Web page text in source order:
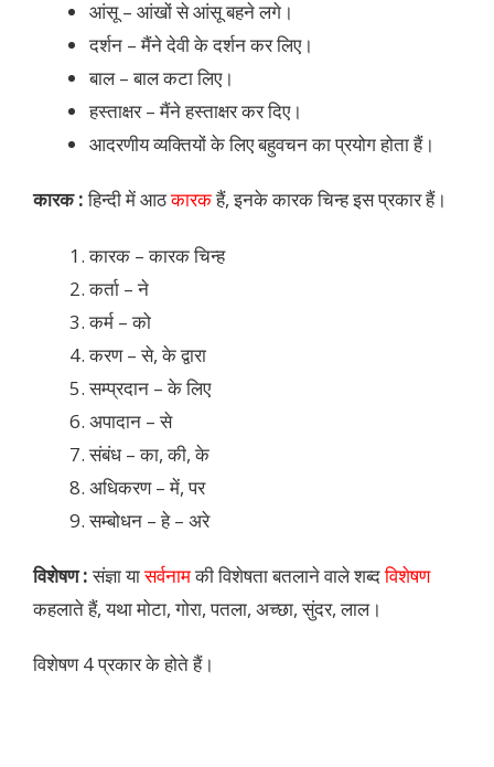
आंसू – आंखों से आंसू बहने लगे।
दर्शन – मैंने देवी के दर्शन कर लिए।
बाल – बाल कटा लिए।
हस्ताक्षर – मैंने हस्ताक्षर कर दिए।
आदरणीय व्यक्तियों के लिए बहुवचन का प्रयोग होता हैं।
कारक :हिन्दी में आठकारकहैं, इनके कारक चिन्ह इस प्रकार हैं।
कारक – कारक चिन्ह
कर्ता – ने
कर्म – को
करण – से, के द्वारा
सम्प्रदान – के लिए
अपादान – से
संबंध – का, की, के
अधिकरण – में, पर
सम्बोधन – हे – अरे
विशेषण :संज्ञा यासर्वनामकी विशेषता बतलाने वाले शब्दविशेषण
कहलाते हैं, यथा मोटा, गोरा, पतला, अच्छा, सुंदर, लाल।
विशेषण 4 प्रकार के होते हैं।